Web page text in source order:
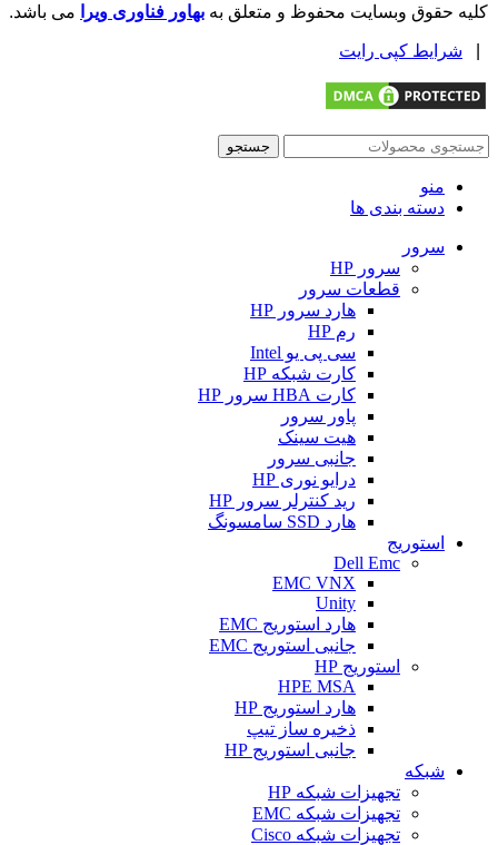
کلیه حقوق وبسایت محفوظ و متعلق به بهاور فناوری ویرا می باشد.
شرایط کپی رایت
جستجو
منو
دسته بندی ها
سرور
سرور HP
قطعات سرور
هارد سرور HP
رم HP
سی پی یو Intel
کارت شبکه HP
کارت HBA سرور HP
پاور سرور
هیت سینک
جانبی سرور
درایو نوری HP
رید کنترلر سرور HP
هارد SSD سامسونگ
استوریج
Dell Emc
EMC VNX
Unity
هارد استوریج EMC
جانبی استوریج EMC
استوریج HP
HPE MSA
هارد استوریج HP
ذخیره ساز تیپ
جانبی استوریج HP
شبکه
تجهیزات شبکه HP
تجهیزات شبکه EMC
تجهیزات شبکه Cisco